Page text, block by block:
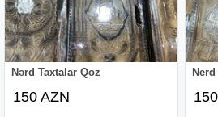
Nərd Taxtalar Qoz
150 AZN